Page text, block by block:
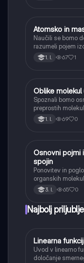
Kemija
Atomsko in
Naučili se bomo
razumeli pojem
1. l. 67 1
Kemija
Oblike molekul
Spoznali bomo
preprostih
1. l. 69 0
Kemija
Osnovni pojmi
spojin
Ponovitev in
organskih
nomenklature za
3. l. 65 0
Najbolj
Matematika
Linearna
Uvod v linearno
določanje